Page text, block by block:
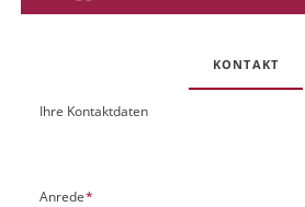
KONTAKT
OUIhre Kontaktdaten
P
Anrede*